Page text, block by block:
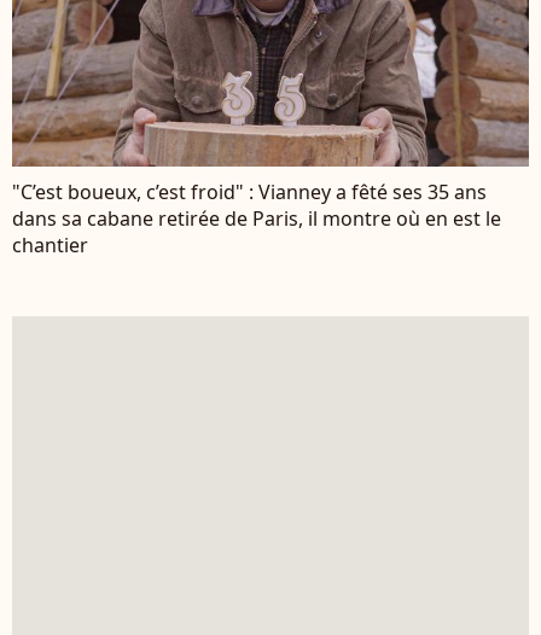
"C’est boueux, c’est froid" : Vianney a fêté ses 35 ans
dans sa cabane retirée de Paris, il montre où en est le
chantier